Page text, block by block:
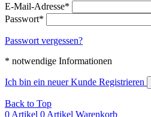
E-Mail-Adresse*
Passwort*
Passwort vergessen?
* notwendige Informationen
Ich bin ein neuer Kunde Registrieren
Back to Top
0 Artikel 0 Artikel Warenkorb